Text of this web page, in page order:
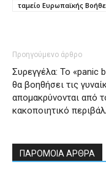
ταμείο Ευρωπαϊκής
Προηγούμενο άρθρο
Συρεγγέλα: Το «panic
θα βοηθήσει τις
απομακρύνονται από
κακοποιητικό
ΠΑΡΟΜΟΙΑ ΑΡΘΡΑ